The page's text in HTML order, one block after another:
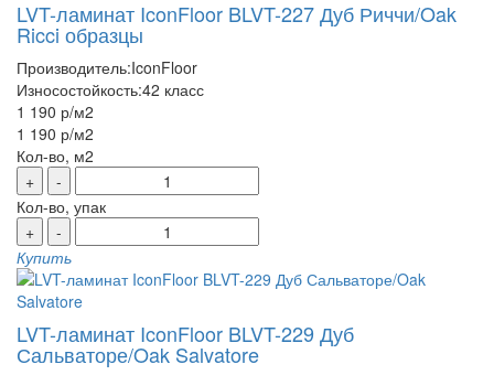
LVT-ламинат IconFloor BLVT-227 Дуб Риччи/Oak
Ricci образцы
Производитель:IconFloor
Износостойкость:42 класс
1 190 р/м2
1 190 р/м2
Кол-во, м2
+
-
Кол-во, упак
+
-
Купить
LVT-ламинат IconFloor BLVT-229 Дуб
Сальваторе/Oak Salvatore